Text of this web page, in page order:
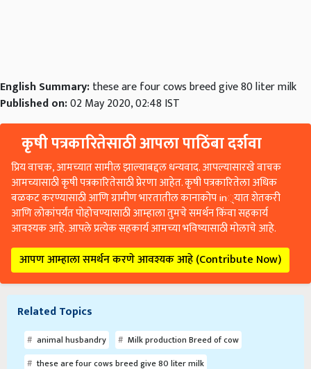
English Summary:these are four cows breed give 80 liter milk
Published on:02 May 2020, 02:48 IST
कृषी पत्रकारितेसाठी आपला पाठिंबा दर्शवा
प्रिय वाचक, आमच्यात सामील झाल्याबद्दल धन्यवाद. आपल्यासारखे वाचक
आमच्यासाठी कृषी पत्रकारितेसाठी प्रेरणा आहेत. कृषी पत्रकारितेला अधिक
बळकट करण्यासाठी आणि ग्रामीण भारतातील कानाकोप in्यात शेतकरी
आणि लोकांपर्यंत पोहोचण्यासाठी आम्हाला तुमचे समर्थन किंवा सहकार्य
आवश्यक आहे. आपले प्रत्येक सहकार्य आमच्या भविष्यासाठी मोलाचे आहे.
आपण आम्हाला समर्थन करणे आवश्यक आहे (Contribute Now)
Related Topics
animal husbandry
Milk production Breed of cow
these are four cows breed give 80 liter milk